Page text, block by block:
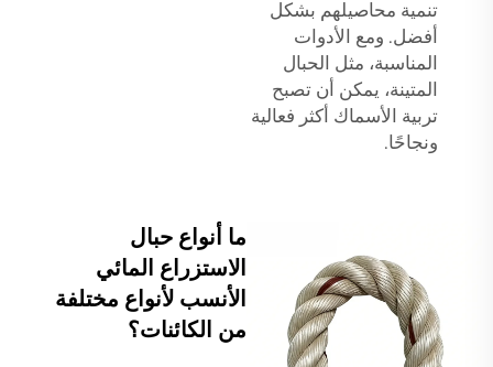
تنمية محاصيلهم بشكل
أفضل. ومع الأدوات
المناسبة، مثل الحبال
المتينة، يمكن أن تصبح
تربية الأسماك أكثر فعالية
ونجاحًا.
ما أنواع حبال
الاستزراع المائي
الأنسب لأنواع مختلفة
من الكائنات؟